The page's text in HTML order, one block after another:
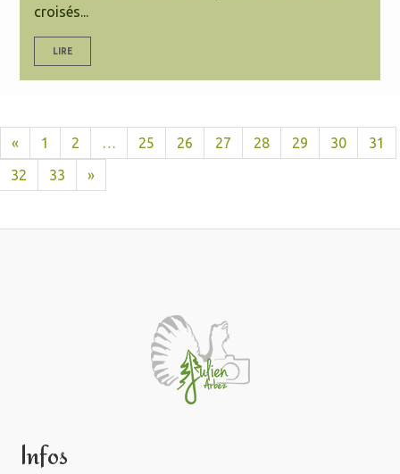
croisés...
LIRE
« 1 2 … 25 26 27 28 29 30
31
32
33 »
Infos